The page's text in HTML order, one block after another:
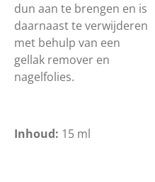
dun aan te brengen en is
daarnaast te verwijderen
met behulp van een
gellak remover en
nagelfolies.
Inhoud: 15 ml